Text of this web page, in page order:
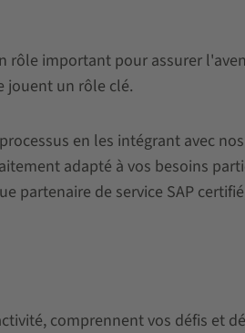
important pour assurer
jouent un rôle clé.
en les intégrant avec nos
adapté à vos besoins
de service SAP
comprennent vos défis et